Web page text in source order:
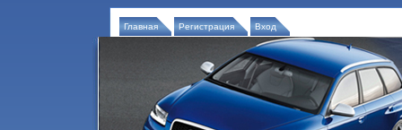
Главная Регистрация Вход